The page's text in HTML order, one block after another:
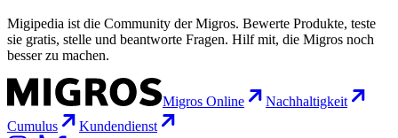
Migipedia ist die Community der Migros. Bewerte Produkte, teste
sie gratis, stelle und beantworte Fragen. Hilf mit, die Migros noch
besser zu machen.
Migros Online
Nachhaltigkeit
Cumulus
Kundendienst